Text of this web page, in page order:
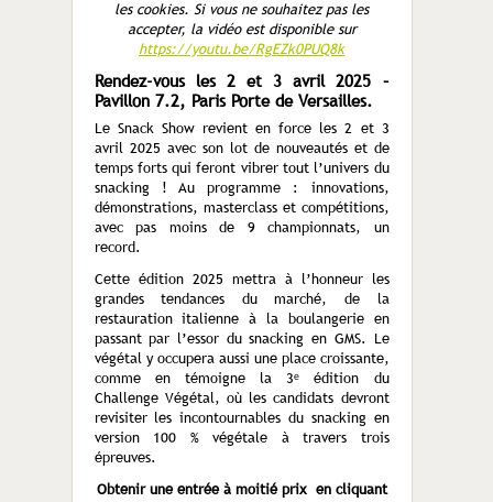
les cookies. Si vous ne souhaitez pas les
accepter, la vidéo est disponible sur
https://youtu.be/RgEZk0PUQ8k
Rendez-vous les 2 et 3 avril 2025 –
Pavillon 7.2, Paris Porte de Versailles.
Le Snack Show revient en force les 2 et 3
avril 2025 avec son lot de nouveautés et de
temps forts qui feront vibrer tout l’univers du
snacking ! Au programme : innovations,
démonstrations, masterclass et compétitions,
avec pas moins de 9 championnats, un
record.
Cette édition 2025 mettra à l’honneur les
grandes tendances du marché, de la
restauration italienne à la boulangerie en
passant par l’essor du snacking en GMS. Le
végétal y occupera aussi une place croissante,
comme en témoigne la 3ᵉ édition du
Challenge Végétal, où les candidats devront
revisiter les incontournables du snacking en
version 100 % végétale à travers trois
épreuves.
Obtenir une entrée à moitié prix en cliquant